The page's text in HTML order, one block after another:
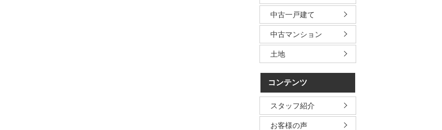
中古一戸建て
中古マンション
土地
コンテンツ
スタッフ紹介
お客様の声